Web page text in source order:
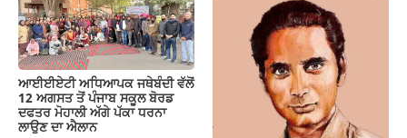
ਆਈਈਏਟੀ ਅਧਿਆਪਕ ਜਥੇਬੰਦੀ ਵੱਲੋਂ
12 ਅਗਸਤ ਤੋਂ ਪੰਜਾਬ ਸਕੂਲ ਬੋਰਡ
ਦਫਤਰ ਮੋਹਾਲੀ ਅੱਗੇ ਪੱਕਾ ਧਰਨਾ
ਲਾਉਣ ਦਾ ਐਲਾਨ